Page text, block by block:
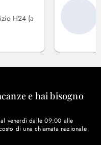
H24 (a
e hai bisogno
venerdì dalle 09:00 alle
di una chiamata nazionale